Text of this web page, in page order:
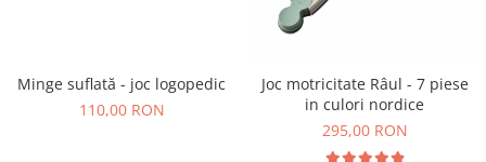
Minge suflată - joc logopedic
110,00 RON
Joc motricitate Râul - 7 piese
in culori nordice
295,00 RON